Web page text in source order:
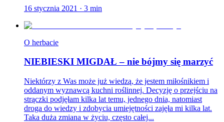
16 stycznia 2021 · 3 min
O herbacie
NIEBIESKI MIGDAŁ – nie bójmy się marzyć
Niektórzy z Was może już wiedzą, że jestem miłośnikiem i
oddanym wyznawcą kuchni roślinnej. Decyzję o przejściu na
strączki podjęłam kilka lat temu, jednego dnia, natomiast
droga do wiedzy i zdobycia umiejętności zajęła mi kilka lat.
Taka duża zmiana w życiu, często całej...